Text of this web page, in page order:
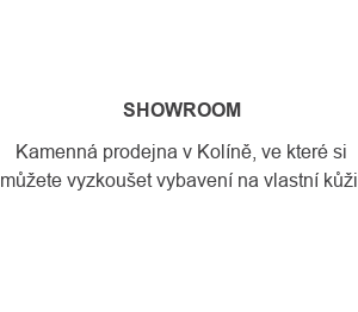
SHOWROOM
Kamenná prodejna v Kolíně, ve které si
můžete vyzkoušet vybavení na vlastní kůži.